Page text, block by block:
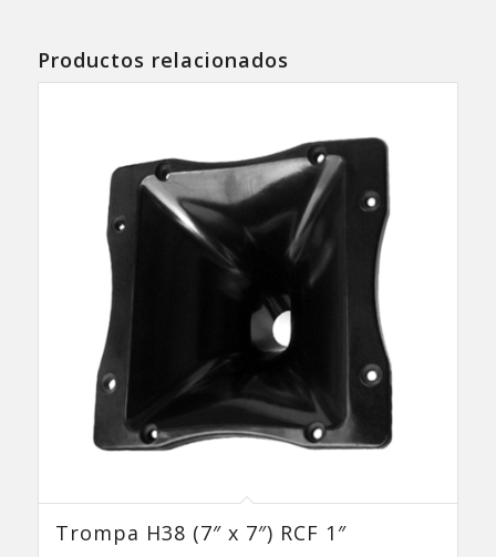
Productos relacionados
Trompa H38 (7″ x 7″) RCF 1″